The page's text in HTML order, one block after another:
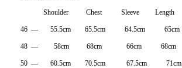
Shoulder Chest Sleeve Length
46 — 55.5cm 65.5cm 64.5cm 65cm
48 — 58cm 68cm 66cm 68cm
50 — 60.5cm 70.5cm 67.5cm 71cm